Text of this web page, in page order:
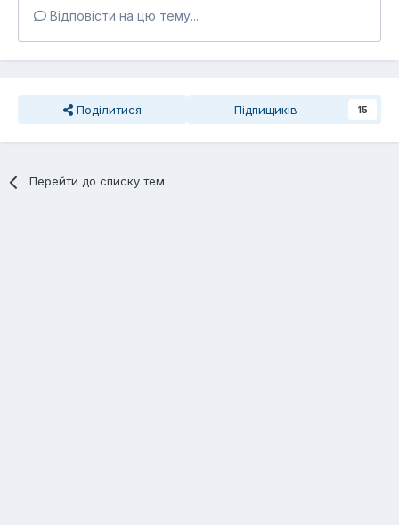
Відповісти на цю тему...
Поділитися Підпищиків 15
Перейти до списку тем